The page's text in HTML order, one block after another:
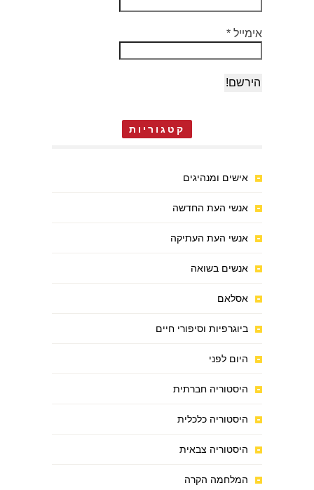
אימייל *
קטגוריות
אישים ומנהיגים
אנשי העת החדשה
אנשי העת העתיקה
אנשים בשואה
אסלאם
ביוגרפיות וסיפורי חיים
היום לפני
היסטוריה חברתית
היסטוריה כלכלית
היסטוריה צבאית
המלחמה הקרה